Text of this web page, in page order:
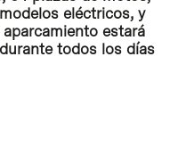
eléctricos, y
estará
todos los días